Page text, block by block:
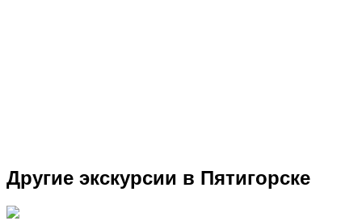
Другие экскурсии в Пятигорске